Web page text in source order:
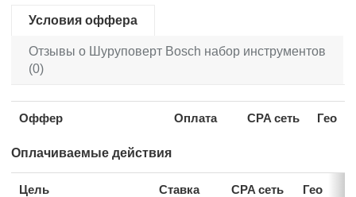
Условия оффера
Отзывы о Шуруповерт Bosch набор инструментов
(0)
Оффер Оплата CPA сеть Гео
Оплачиваемые действия
Цель Ставка CPA сеть Гео